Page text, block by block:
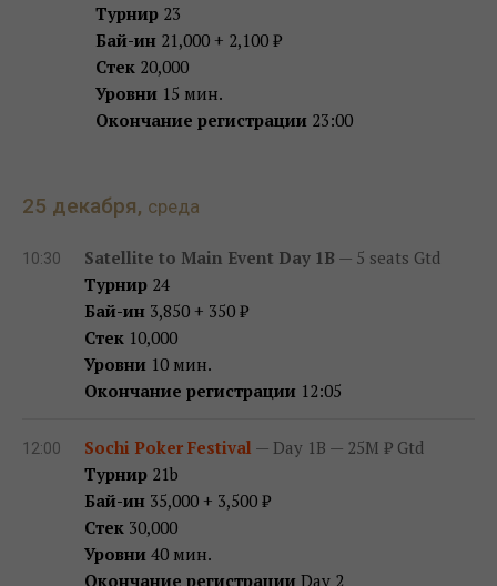
Турнир 23
Бай-ин 21,000 + 2,100 ₽
Стек 20,000
Уровни 15 мин.
Окончание регистрации 23:00
25 декабря, среда
10:30 Satellite to Main Event Day 1B — 5 seats Gtd
Турнир 24
Бай-ин 3,850 + 350 ₽
Стек 10,000
Уровни 10 мин.
Окончание регистрации 12:05
12:00 Sochi Poker Festival — Day 1B — 25M ₽ Gtd
Турнир 21b
Бай-ин 35,000 + 3,500 ₽
Стек 30,000
Уровни 40 мин.
Окончание регистрации Day 2